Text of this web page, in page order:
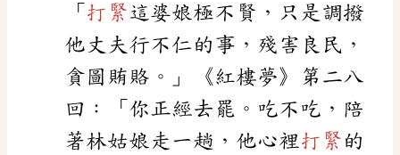
「 打緊這婆娘極不賢，只是調撥
他丈夫行不仁的事，殘害良民，
貪圖賄賂。」《紅樓夢》第二八
回：「你正經去罷。吃不吃，陪
著林姑娘走一趟，他心裡 打緊 的